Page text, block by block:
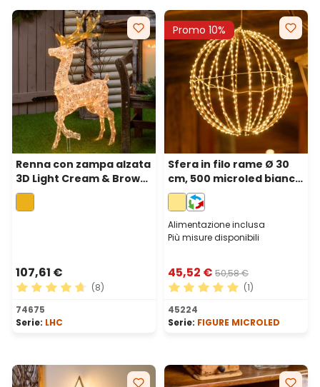
Renna con zampa alzata
3D Light Cream & Brown
105 cm, 200 led bianco
extra caldo
107,61 €
Valutazione media di 4.75 su 5 stelle
(8)
74675
Serie: LHC
Promo 10%
Sfera in filo rame Ø 30
cm, 500 microled bianco
caldo
Alimentazione inclusa
Più misure disponibili
45,52 € 50,58 €
Valutazione media di 5 su
(1)
45224
Serie: FIGURE MICROLED